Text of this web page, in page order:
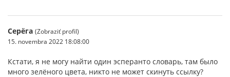
Серёга (Zobraziť profil)
15. novembra 2022 18:08:00
Кстати, я не могу найти один эсперанто словарь, там было
много зелёного цвета, никто не может скинуть ссылку?